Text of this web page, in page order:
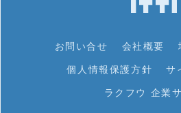
お問い合せ 会社概要
個人情報保護方針 サ
ラクフウ 企業